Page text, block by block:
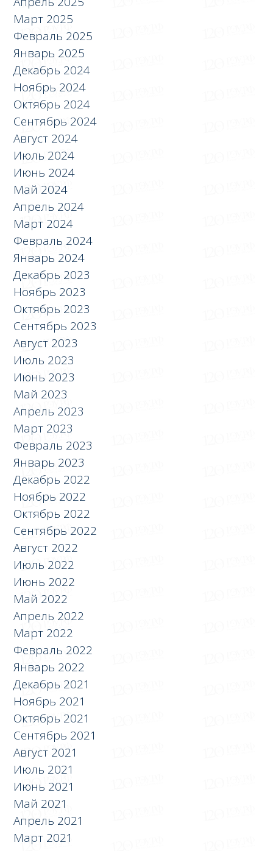
Март 2025
Февраль 2025
Январь 2025
Декабрь 2024
Ноябрь 2024
Октябрь 2024
Сентябрь 2024
Август 2024
Июль 2024
Июнь 2024
Май 2024
Апрель 2024
Март 2024
Февраль 2024
Январь 2024
Декабрь 2023
Ноябрь 2023
Октябрь 2023
Сентябрь 2023
Август 2023
Июль 2023
Июнь 2023
Май 2023
Апрель 2023
Март 2023
Февраль 2023
Январь 2023
Декабрь 2022
Ноябрь 2022
Октябрь 2022
Сентябрь 2022
Август 2022
Июль 2022
Июнь 2022
Май 2022
Апрель 2022
Март 2022
Февраль 2022
Январь 2022
Декабрь 2021
Ноябрь 2021
Октябрь 2021
Сентябрь 2021
Август 2021
Июль 2021
Июнь 2021
Май 2021
Апрель 2021
Март 2021